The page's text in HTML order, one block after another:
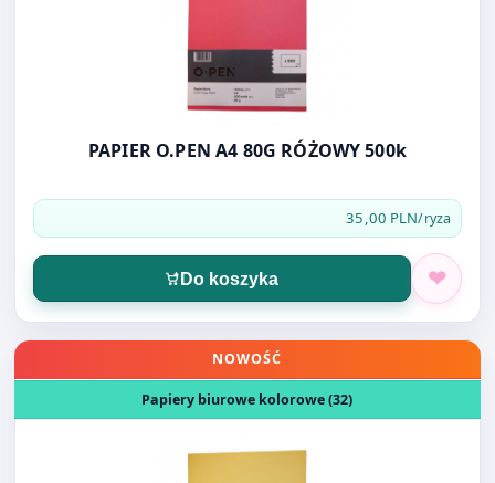
PAPIER O.PEN A4 80G RÓŻOWY 500k
35,00 PLN
Otwórz produkt: PAPIER O.PEN A4 80G JASNOŻÓŁTY 500k
NOWOŚĆ
Papiery biurowe kolorowe (32)